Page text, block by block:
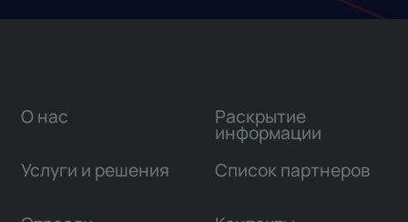
О нас
Услуги и решения
Раскрытие
информации
Список партнеров